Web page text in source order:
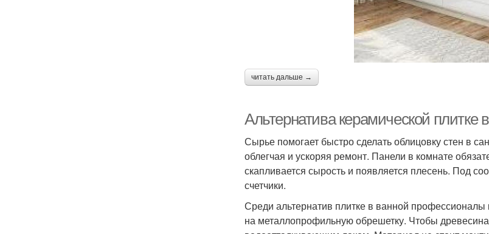
читать дальше →
Альтернатива керамической
Сырье помогает быстро сделать облицовку стен в
облегчая и ускоряя ремонт. Панели в комнате
скапливается сырость и появляется плесень. Под
счетчики.
Среди альтернатив плитке в ванной
на металлопрофильную обрешетку. Чтобы